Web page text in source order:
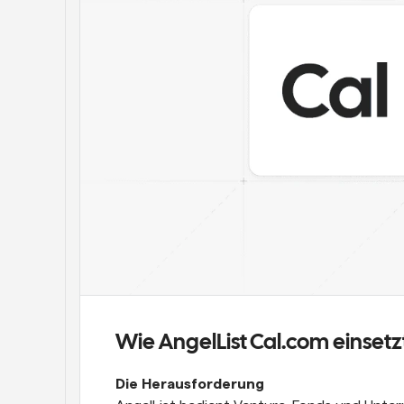
Wie AngelList Cal.com
Die Herausforderung